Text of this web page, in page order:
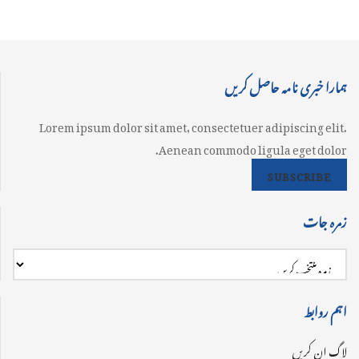
ہمارا خبری نامہ حاصل کریں
Lorem ipsum dolor sit amet, consectetuer adipiscing elit.
Aenean commodo ligula eget dolor.
SUBSCRIBE
زمرہ جات
اہم روابط
لاگ ان کریں